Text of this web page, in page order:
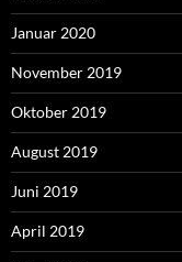
Januar 2020
November 2019
Oktober 2019
August 2019
Juni 2019
April 2019